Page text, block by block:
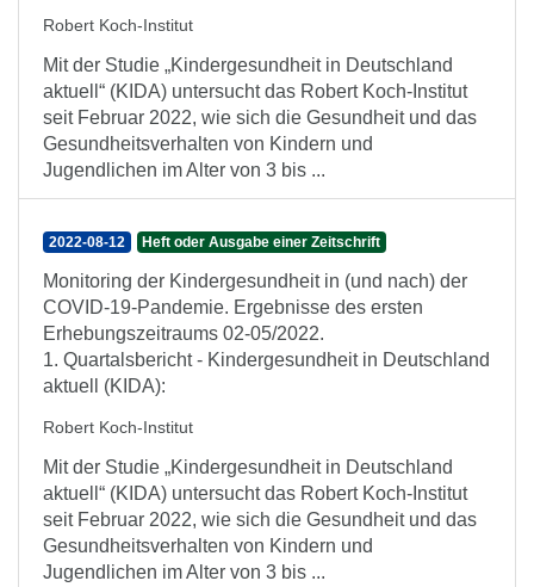
Robert Koch-Institut
Mit der Studie „Kindergesundheit in Deutschland
aktuell“ (KIDA) untersucht das Robert Koch-Institut
seit Februar 2022, wie sich die Gesundheit und das
Gesundheitsverhalten von Kindern und
Jugendlichen im Alter von 3 bis ...
2022-08-12 Heft oder Ausgabe einer Zeitschrift
Monitoring der Kindergesundheit in (und nach) der
COVID-19-Pandemie. Ergebnisse des ersten
Erhebungszeitraums 02-05/2022.
1. Quartalsbericht - Kindergesundheit in Deutschland
aktuell (KIDA):
Robert Koch-Institut
Mit der Studie „Kindergesundheit in Deutschland
aktuell“ (KIDA) untersucht das Robert Koch-Institut
seit Februar 2022, wie sich die Gesundheit und das
Gesundheitsverhalten von Kindern und
Jugendlichen im Alter von 3 bis ...